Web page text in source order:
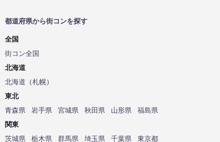
都道府県から街コンを探す
全国
街コン全国
北海道
北海道 （札幌）
東北
青森県
岩手県 宮城県 秋田県 山形県
福島県
関東
茨城県
栃木県 群馬県 埼玉県 千葉県
東京都